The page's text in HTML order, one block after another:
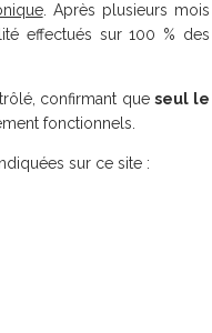
. Après plusieurs mois
effectués sur 100 % des
confirmant queseul le
fonctionnels.
sur ce site :